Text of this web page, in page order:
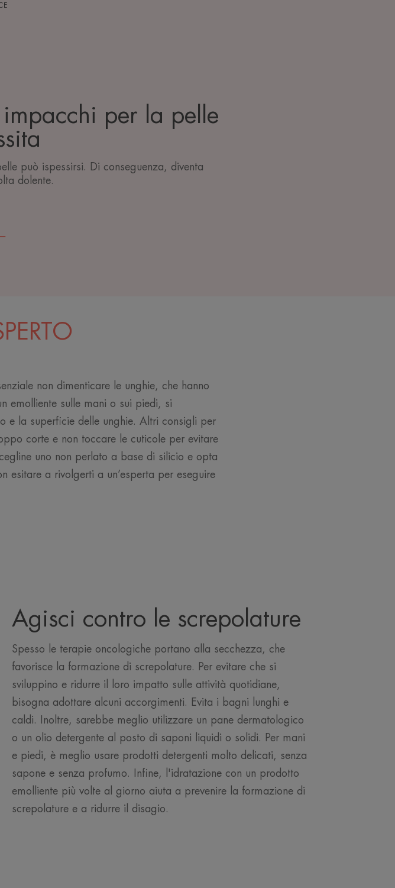
per la pelle
può ispessirsi. Di conseguenza, diventa
dolente.
non dimenticare le unghie, che hanno
emolliente sulle mani o sui piedi, si
e la superficie delle unghie. Altri consigli per
corte e non toccare le cuticole per evitare
uno non perlato a base di silicio e opta
esitare a rivolgerti a un’esperta per eseguire
Agisci contro le screpolature
Spesso le terapie oncologiche portano alla secchezza, che
favorisce la formazione di screpolature. Per evitare che si
sviluppino e ridurre il loro impatto sulle attività quotidiane,
bisogna adottare alcuni accorgimenti. Evita i bagni lunghi e
caldi. Inoltre, sarebbe meglio utilizzare un pane dermatologico
o un olio detergente al posto di saponi liquidi o solidi. Per mani
e piedi, è meglio usare prodotti detergenti molto delicati, senza
sapone e senza profumo. Infine, l'idratazione con un prodotto
emolliente più volte al giorno aiuta a prevenire la formazione di
screpolature e a ridurre il disagio.